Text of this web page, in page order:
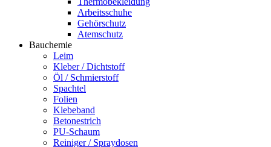
Arbeitsschuhe
Gehörschutz
Atemschutz
Bauchemie
Leim
Kleber / Dichtstoff
Öl / Schmierstoff
Spachtel
Folien
Klebeband
Betonestrich
PU-Schaum
Reiniger / Spraydosen